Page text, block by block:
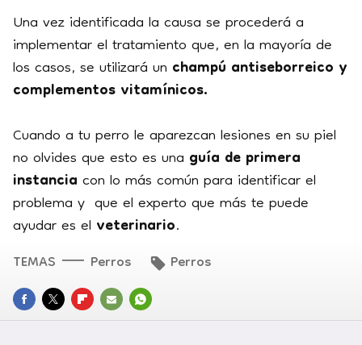
Una vez identificada la causa se procederá a
implementar el tratamiento que, en la mayoría de
los casos, se utilizará unchampú antiseborreico y
complementos vitamínicos.
Cuando a tu perro le aparezcan lesiones en su piel
no olvides que esto es unaguía de primera
instanciacon lo más común para identificar el
problema y que el experto que más te puede
ayudar es elveterinario.
FACEBOOK
TWITTERFLIPBOARD
E- WHATSAPP
TEMAS Perros Perros